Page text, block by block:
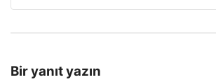
Bir yanıt yazın